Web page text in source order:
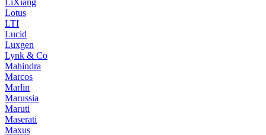
Lotus
LTI
Lucid
Luxgen
Lynk & Co
Mahindra
Marcos
Marlin
Marussia
Maruti
Maserati
Maxus